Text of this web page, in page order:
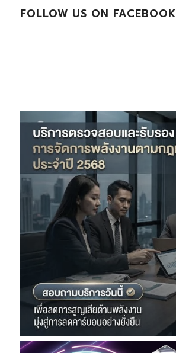
FOLLOW US ON FACEBOOK